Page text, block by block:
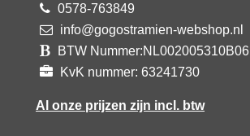
0578-763849
info@gogostramien-webshop.nl
BTW Nummer:NL002005310B06
KvK nummer: 63241730
Al onze prijzen zijn incl. btw